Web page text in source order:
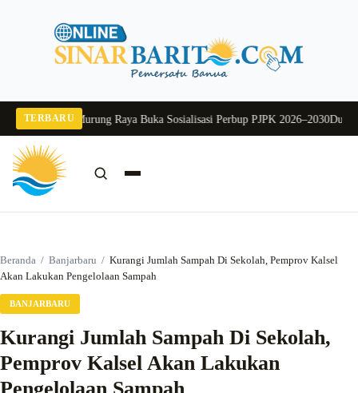
TERBARU
Pj Sekda Murung Raya Buka Sosialisasi Perbup PJPK 2026–2030Dukung
Beranda / Banjarbaru / Kurangi Jumlah Sampah Di Sekolah, Pemprov Kalsel
Akan Lakukan Pengelolaan Sampah
BANJARBARU
Kurangi Jumlah Sampah Di Sekolah,
Pemprov Kalsel Akan Lakukan